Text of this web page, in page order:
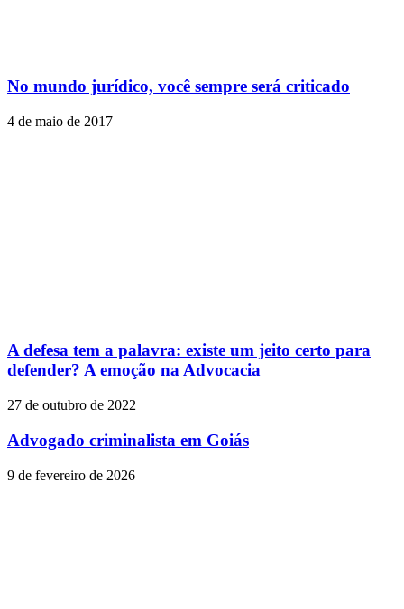
No mundo jurídico, você sempre será criticado
4 de maio de 2017
A defesa tem a palavra: existe um jeito certo para
defender? A emoção na Advocacia
27 de outubro de 2022
Advogado criminalista em Goiás
9 de fevereiro de 2026